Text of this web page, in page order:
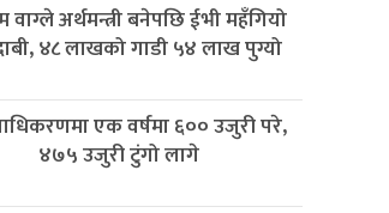
वाग्ले अर्थमन्त्री बनेपछि ईभी महँगियो
४८ लाखको गाडी ५४ लाख पुग्यो
एक वर्षमा ६०० उजुरी परे,
४७५ उजुरी टुंगो लागे